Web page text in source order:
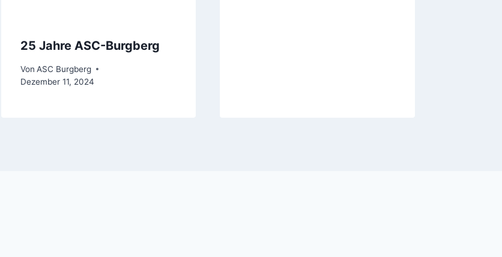
25 Jahre ASC-Burgberg
Von ASC Burgberg
Dezember 11, 2024